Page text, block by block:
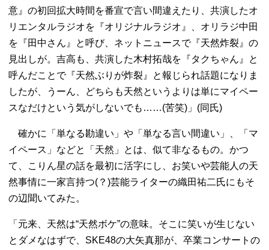
意』の初回拡大時間を番宣で言い間違えたり、共演したオ
リエンタルラジオを『オリジナルラジオ』、オリラジ中田
を『田中さん』と呼び、ネットニュースで『天然炸裂』の
見出しが。吉高も、共演した木村拓哉を『タクちゃん』と
呼んだことで『天然ぶりが炸裂』と報じられ話題になりま
したが、うーん、どちらも天然というよりは単にマイペー
スなだけという気がしないでも……(苦笑)」(同氏)
確かに「単なる勘違い」や「単なる言い間違い」、「マ
イペース」などと「天然」とは、似て非なるもの。かつ
て、こりん星の話を最初に活字にし、お笑いや芸能人の天
然事情に一家言持つ(？)芸能ライターの織田祐二氏にもそ
の辺聞いてみた。
「元来、天然は“天然ボケ”の意味。そこに笑いが生じない
とダメなはずで、SKE48の大矢真那が、卒業コンサートの